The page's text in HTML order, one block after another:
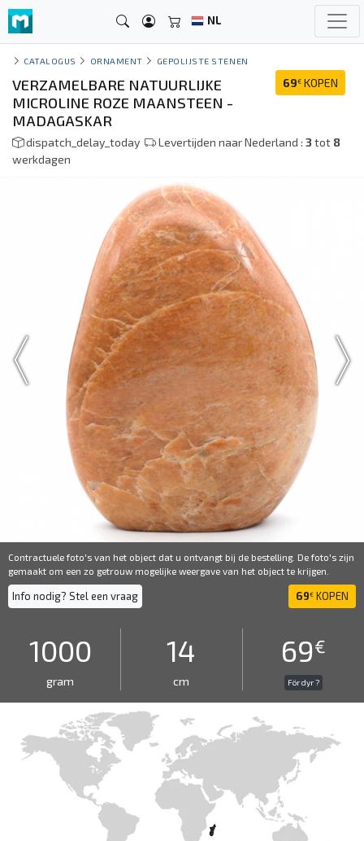
NL
CATALOGUS ORNAMENT GEPOLIJSTE STENEN
69€ KOPEN
VERZAMELBARE NATUURLIJKE
MICROLINE ROZE MAANSTEEN -
MADAGASKAR
dispatch_delay_today Levertijden naar Nederland : 3tot 8
werkdagen
Contractuele foto's van het object dat u ontvangt bij de bestelling. De foto's zijn
gemaakt om een ​​zo getrouw mogelijke weergave van het object te krijgen.
Info nodig? Stel een vraag 69€ KOPEN
1000
gram
14
cm
69€
För dyr ?